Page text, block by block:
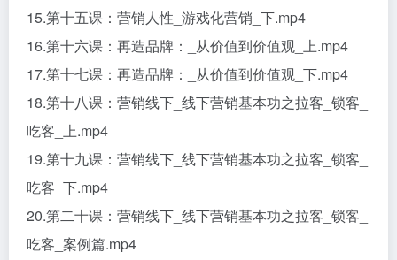
15.第十五课：营销人性_游戏化营销_下.mp4
16.第十六课：再造品牌：_从价值到价值观_上.mp4
17.第十七课：再造品牌：_从价值到价值观_下.mp4
18.第十八课：营销线下_线下营销基本功之拉客_锁客_
吃客_上.mp4
19.第十九课：营销线下_线下营销基本功之拉客_锁客_
吃客_下.mp4
20.第二十课：营销线下_线下营销基本功之拉客_锁客_
吃客_案例篇.mp4